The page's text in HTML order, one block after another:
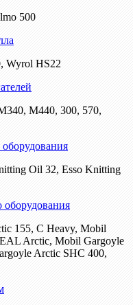
500
Wyrol HS22
M440, 300, 570,
Oil 32, Esso Knitting
оборудования
155, С Heavy, Mobil
Arctic, Mobil Gargoyle
Arctic SHC 400,